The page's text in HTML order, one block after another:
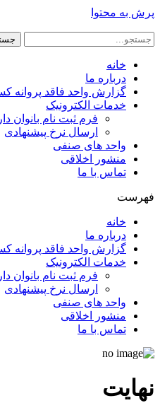
پرش به محتوا
خانه
درباره ما
گزارش واحد فاقد پروانه
خدمات الکترونیک
فرم ثبت نام بانوان
ارسال نرخ پیشنهادی
واحد های صنفی
منشور اخلاقی
تماس با ما
فهرست
خانه
درباره ما
گزارش واحد فاقد پروانه
خدمات الکترونیک
فرم ثبت نام بانوان
ارسال نرخ پیشنهادی
واحد های صنفی
منشور اخلاقی
تماس با ما
نهايت